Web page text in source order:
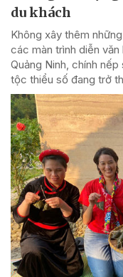
du khách
Không xây thêm
các màn trình diễn
Quảng Ninh, chính
tộc thiểu số đang trở